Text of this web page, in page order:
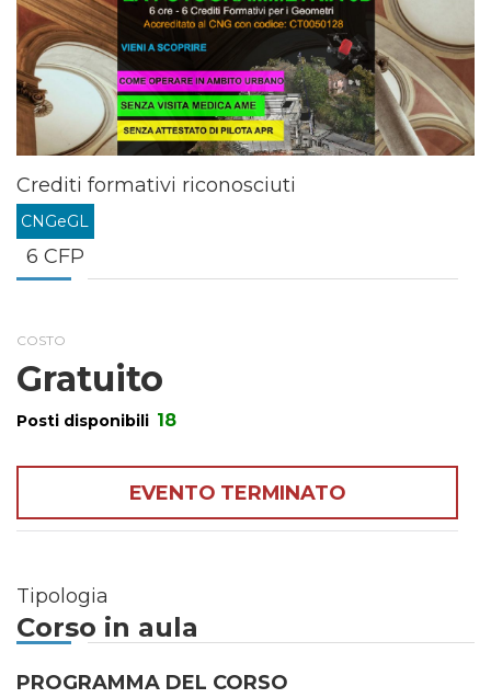
Crediti formativi riconosciuti
CNGeGL
6 CFP
COSTO
Gratuito
Posti disponibili 18
EVENTO TERMINATO
Tipologia
Corso in aula
PROGRAMMA DEL CORSO